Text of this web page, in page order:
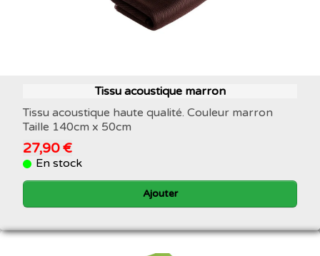
Tissu acoustique marron
Tissu acoustique haute qualité. Couleur marron
Taille 140cm x 50cm
27,90 €
En stock
Ajouter